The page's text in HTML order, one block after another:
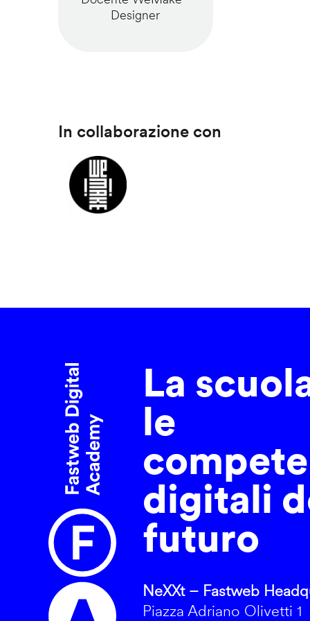
Designer
In collaborazione con
La
le
digitali
futuro
NeXXt – Fastweb
Piazza Adriano Olivetti 1